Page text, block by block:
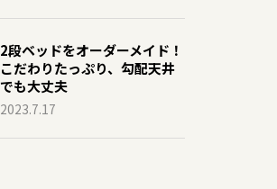
2段ベッドをオーダーメイド！
こだわりたっぷり、勾配天井
でも大丈夫
2023.7.17